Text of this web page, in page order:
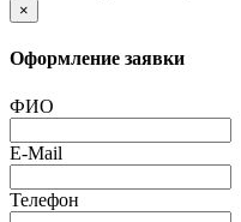
×
Оформление заявки
ФИО
E-Mail
Телефон